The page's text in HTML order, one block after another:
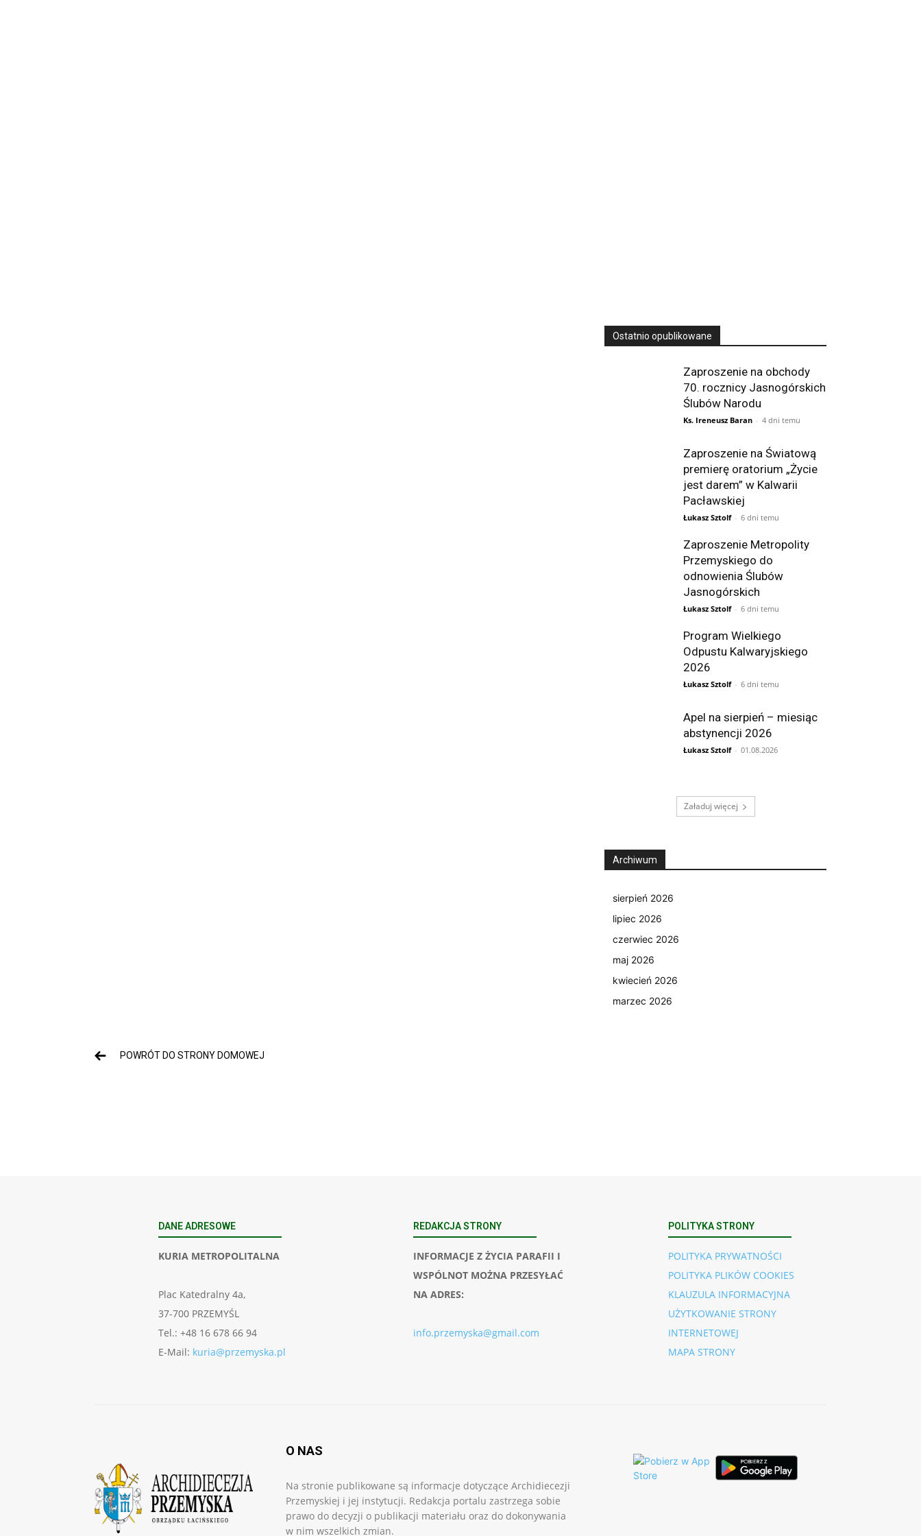
Ostatnio opublikowane
Zaproszenie na obchody
70. rocznicy Jasnogórskich
Ślubów Narodu
Ks. Ireneusz Baran - 4 dni temu
Zaproszenie na Światową
premierę oratorium „Życie
jest darem” w Kalwarii
Pacławskiej
Łukasz Sztolf - 6 dni temu
Zaproszenie Metropolity
Przemyskiego do
odnowienia Ślubów
Jasnogórskich
Łukasz Sztolf - 6 dni temu
Program Wielkiego
Odpustu Kalwaryjskiego
2026
Łukasz Sztolf - 6 dni temu
Apel na sierpień – miesiąc
abstynencji 2026
Łukasz Sztolf - 01.08.2026
Załaduj więcej
Archiwum
sierpień 2026
lipiec 2026
czerwiec 2026
maj 2026
kwiecień 2026
marzec 2026
POWRÓT DO STRONY DOMOWEJ
DANE ADRESOWE
KURIA METROPOLITALNA
Plac Katedralny 4a,
37-700 PRZEMYŚL
Tel.: +48 16 678 66 94
E-Mail: kuria@przemyska.pl
REDAKCJA STRONY
INFORMACJE Z ŻYCIA PARAFII I
WSPÓLNOT MOŻNA PRZESYŁAĆ
NA ADRES:
info.przemyska@gmail.com
POLITYKA STRONY
POLITYKA PRYWATNOŚCI
POLITYKA PLIKÓW COOKIES
KLAUZULA INFORMACYJNA
UŻYTKOWANIE STRONY
INTERNETOWEJ
MAPA STRONY
O NAS
Na stronie publikowane są informacje dotyczące Archidiecezji
Przemyskiej i jej instytucji. Redakcja portalu zastrzega sobie
prawo do decyzji o publikacji materiału oraz do dokonywania
w nim wszelkich zmian.